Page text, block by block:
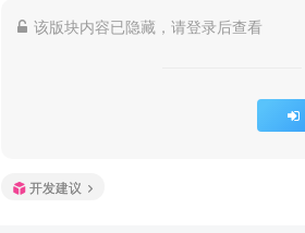
该版块内容已隐藏，请登录后查看
开发建议